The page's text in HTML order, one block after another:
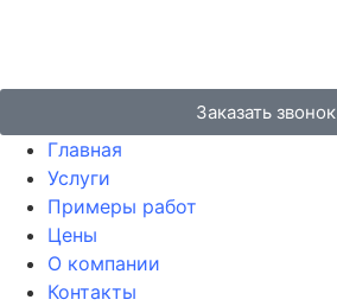
Заказать звонок
Главная
Услуги
Примеры работ
Цены
О компании
Контакты